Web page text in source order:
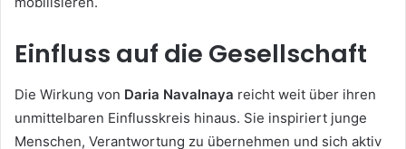
Einfluss auf die Gesellschaft
Die Wirkung von Daria Navalnaya reicht weit über ihren
unmittelbaren Einflusskreis hinaus. Sie inspiriert junge
Menschen, Verantwortung zu übernehmen und sich aktiv